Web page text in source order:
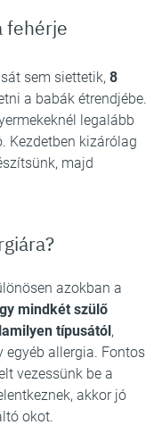
fehérje
sem siettetik, 8
a babák étrendjébe.
legalább
Kezdetben kizárólag
majd
azokban a
mindkét szülő
típusától,
egyéb allergia. Fontos
vezessünk be a
akkor jó
okot.